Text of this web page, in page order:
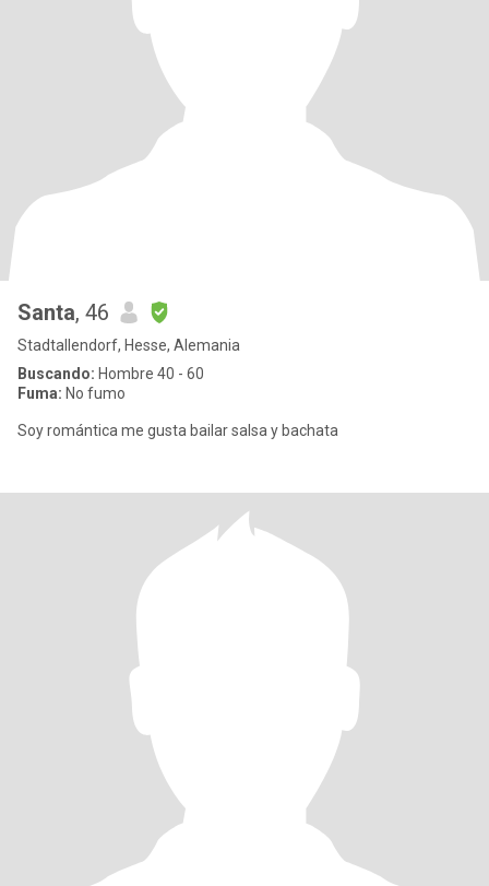
Santa, 46
Stadtallendorf, Hesse, Alemania
Buscando: Hombre 40 - 60
Fuma: No fumo
Soy romántica me gusta bailar salsa y bachata